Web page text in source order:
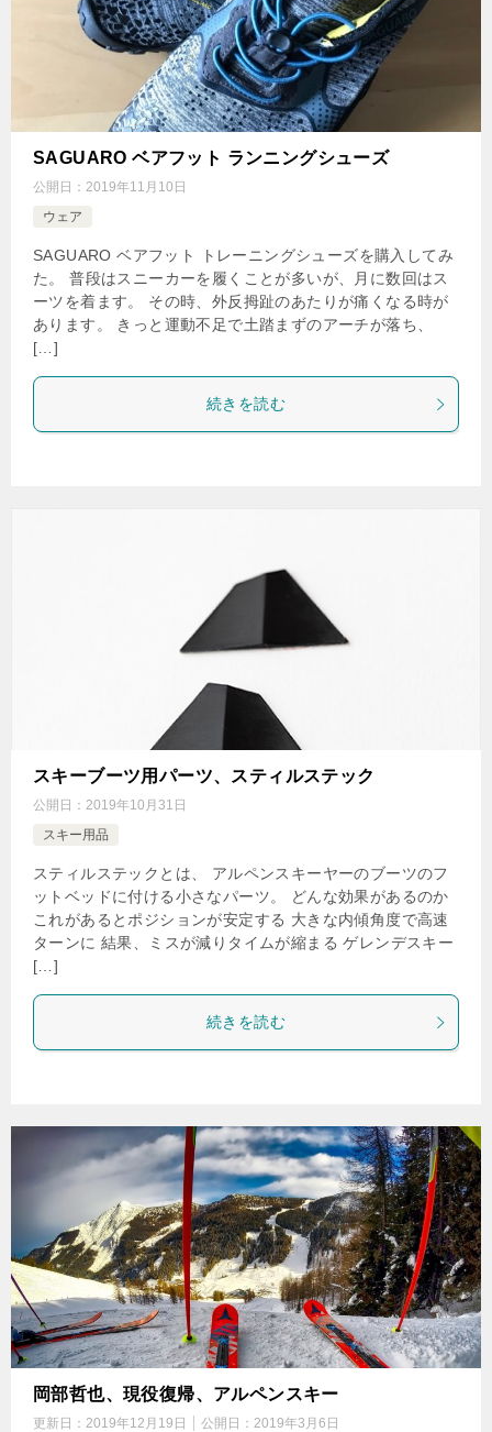
SAGUARO ベアフット ランニングシューズ
公開日： 2019年11月10日
ウェア
SAGUARO ベアフット トレーニングシューズを購入してみ
た。 普段はスニーカーを履くことが多いが、月に数回はス
ーツを着ます。 その時、外反拇趾のあたりが痛くなる時が
あります。 きっと運動不足で土踏まずのアーチが落ち、
[…]
続きを読む
スキーブーツ用パーツ、スティルステック
公開日： 2019年10月31日
スキー用品
スティルステックとは、 アルペンスキーヤーのブーツのフ
ットベッドに付ける小さなパーツ。 どんな効果があるのか
これがあるとポジションが安定する 大きな内傾角度で高速
ターンに 結果、ミスが減りタイムが縮まる ゲレンデスキー
[…]
続きを読む
岡部哲也、現役復帰、アルペンスキー
更新日： 2019年12月19日 公開日： 2019年3月6日